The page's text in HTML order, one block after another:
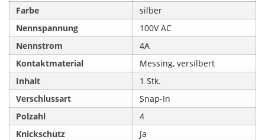
Farbe
silber
Nennspannung
100V AC
Nennstrom
4A
Kontaktmaterial
Messing, versilbert
Inhalt
1 Stk.
Verschlussart
Snap-In
Polzahl
4
Knickschutz
Ja